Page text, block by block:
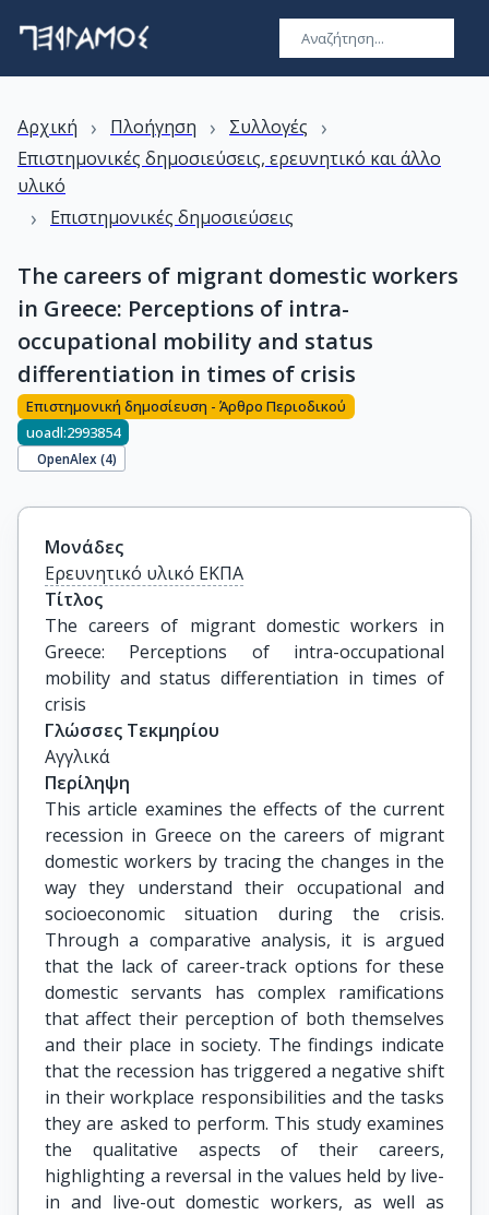
Αρχική › Πλοήγηση › Συλλογές ›
Επιστημονικές δημοσιεύσεις, ερευνητικό και άλλο
υλικό
› Επιστημονικές δημοσιεύσεις
The careers of migrant domestic workers
in Greece: Perceptions of intra-
occupational mobility and status
differentiation in times of crisis
Επιστημονική δημοσίευση - Άρθρο Περιοδικού
uoadl:2993854
OpenAlex (4)
Μονάδες
Ερευνητικό υλικό ΕΚΠΑ
Τίτλος
The careers of migrant domestic workers in
Greece: Perceptions of intra-occupational
mobility and status differentiation in times of
crisis
Γλώσσες Τεκμηρίου
Αγγλικά
Περίληψη
This article examines the effects of the current
recession in Greece on the careers of migrant
domestic workers by tracing the changes in the
way they understand their occupational and
socioeconomic situation during the crisis.
Through a comparative analysis, it is argued
that the lack of career-track options for these
domestic servants has complex ramifications
that affect their perception of both themselves
and their place in society. The findings indicate
that the recession has triggered a negative shift
in their workplace responsibilities and the tasks
they are asked to perform. This study examines
the qualitative aspects of their careers,
highlighting a reversal in the values held by live-
in and live-out domestic workers, as well as